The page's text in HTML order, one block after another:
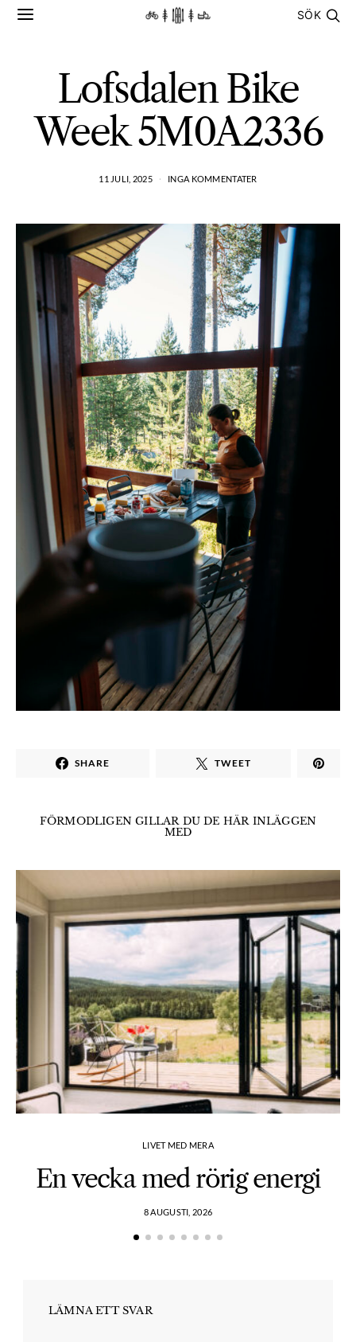
SÖK
Lofsdalen Bike
Week 5M0A2336
11 JULI, 2025 INGA KOMMENTATER
SHARE TWEET
FÖRMODLIGEN GILLAR DU DE HÄR INLÄGGEN
MED
LIVET MED MERA
En vecka med rörig energi
8 AUGUSTI, 2026
LÄMNA ETT SVAR